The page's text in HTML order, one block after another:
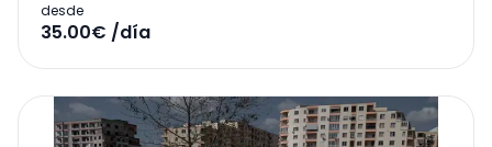
desde
35.00€ /día